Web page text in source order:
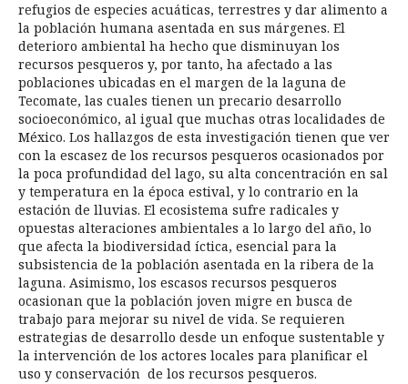
refugios de especies acuáticas, terrestres y dar alimento a
la población humana asentada en sus márgenes. El
deterioro ambiental ha hecho que disminuyan los
recursos pesqueros y, por tanto, ha afectado a las
poblaciones ubicadas en el margen de la laguna de
Tecomate, las cuales tienen un precario desarrollo
socioeconómico, al igual que muchas otras localidades de
México. Los hallazgos de esta investigación tienen que ver
con la escasez de los recursos pesqueros ocasionados por
la poca profundidad del lago, su alta concentración en sal
y temperatura en la época estival, y lo contrario en la
estación de lluvias. El ecosistema sufre radicales y
opuestas alteraciones ambientales a lo largo del año, lo
que afecta la biodiversidad íctica, esencial para la
subsistencia de la población asentada en la ribera de la
laguna. Asimismo, los escasos recursos pesqueros
ocasionan que la población joven migre en busca de
trabajo para mejorar su nivel de vida. Se requieren
estrategias de desarrollo desde un enfoque sustentable y
la intervención de los actores locales para planificar el
uso y conservación de los recursos pesqueros.